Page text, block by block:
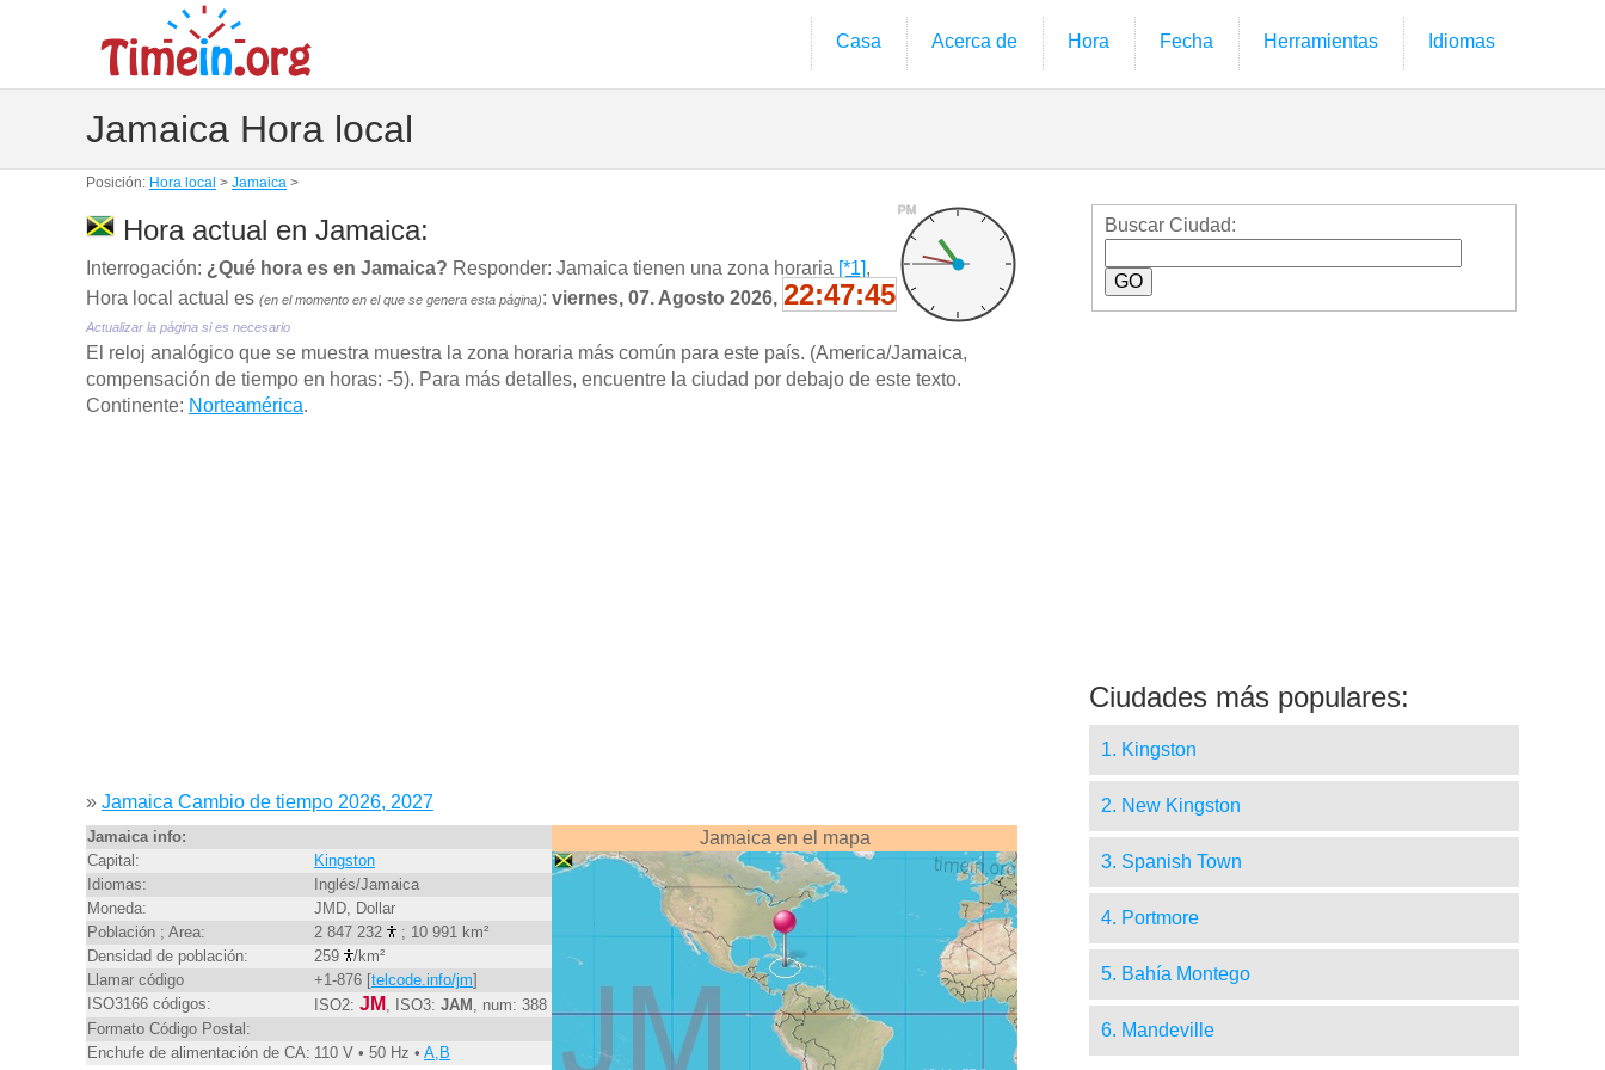
Casa Acerca de Hora Fecha Herramientas Idiomas
Jamaica Hora local
Posición: Hora local > Jamaica >
PM
Hora actual en Jamaica:
Interrogación: ¿Qué hora es en Jamaica? Responder: Jamaica tienen una zona horaria [*1],
Hora local actual es (en el momento en el que se genera esta página): viernes, 07. Agosto 2026, 22:47:46
Actualizar la página si es necesario
El reloj analógico que se muestra muestra la zona horaria más común para este país. (America/Jamaica,
compensación de tiempo en horas: -5). Para más detalles, encuentre la ciudad por debajo de este texto.
Continente: Norteamérica.
» Jamaica Cambio de tiempo 2026, 2027
Jamaica info:
Capital:
Kingston
Idiomas:
Inglés/Jamaica
Moneda:
JMD, Dollar
Población ; Area:
2 847 232
; 10 991 km²
Densidad de población:
259
/km²
Llamar código
+1-876 [telcode.info/jm]
ISO3166 códigos:
ISO2: JM , ISO3: JAM , num: 388
Formato Código Postal:
Enchufe de alimentación de CA: 110 V • 50 Hz • A,B
Jamaica en el mapa
Buscar Ciudad:
Ciudades más populares:
1. Kingston
2. New Kingston
3. Spanish Town
4. Portmore
5. Bahía Montego
6. Mandeville